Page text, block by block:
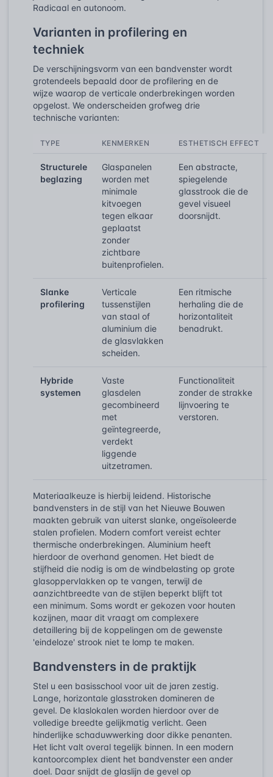
Radicaal en autonoom.
Varianten in profilering en
techniek
De verschijningsvorm van een bandvenster wordt
grotendeels bepaald door de profilering en de
wijze waarop de verticale onderbrekingen worden
opgelost. We onderscheiden grofweg drie
technische varianten:
TYPE KENMERKEN ESTHETISCH EFFECT
Structurele
beglazing
Glaspanelen
worden met
minimale
kitvoegen
tegen elkaar
geplaatst
zonder
zichtbare
buitenprofielen.
Een abstracte,
spiegelende
glasstrook die de
gevel visueel
doorsnijdt.
Slanke
profilering
Verticale
tussenstijlen
van staal of
aluminium die
de glasvlakken
scheiden.
Een ritmische
herhaling die de
horizontaliteit
benadrukt.
Hybride
systemen
Vaste
glasdelen
gecombineerd
met
geïntegreerde,
verdekt
liggende
uitzetramen.
Functionaliteit
zonder de strakke
lijnvoering te
verstoren.
Materiaalkeuze is hierbij leidend. Historische
bandvensters in de stijl van het Nieuwe Bouwen
maakten gebruik van uiterst slanke, ongeïsoleerde
stalen profielen. Modern comfort vereist echter
thermische onderbrekingen. Aluminium heeft
hierdoor de overhand genomen. Het biedt de
stijfheid die nodig is om de windbelasting op grote
glasoppervlakken op te vangen, terwijl de
aanzichtbreedte van de stijlen beperkt blijft tot
een minimum. Soms wordt er gekozen voor houten
kozijnen, maar dit vraagt om complexere
detaillering bij de koppelingen om de gewenste
'eindeloze' strook niet te lomp te maken.
Bandvensters in de praktijk
Stel u een basisschool voor uit de jaren zestig.
Lange, horizontale glasstroken domineren de
gevel. De klaslokalen worden hierdoor over de
volledige breedte gelijkmatig verlicht. Geen
hinderlijke schaduwwerking door dikke penanten.
Het licht valt overal tegelijk binnen. In een modern
kantoorcomplex dient het bandvenster een ander
doel. Daar snijdt de glaslijn de gevel op